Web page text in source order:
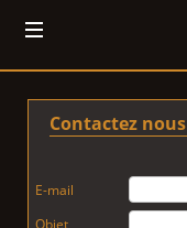
Contactez nous
E-mail
Objet